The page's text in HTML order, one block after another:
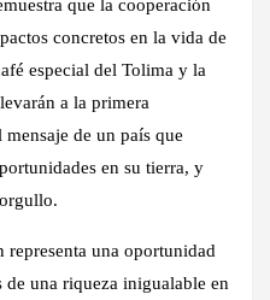
que la cooperación
concretos en la vida de
especial del Tolima y la
a la primera
de un país que
en su tierra, y
representa una oportunidad
una riqueza inigualable en